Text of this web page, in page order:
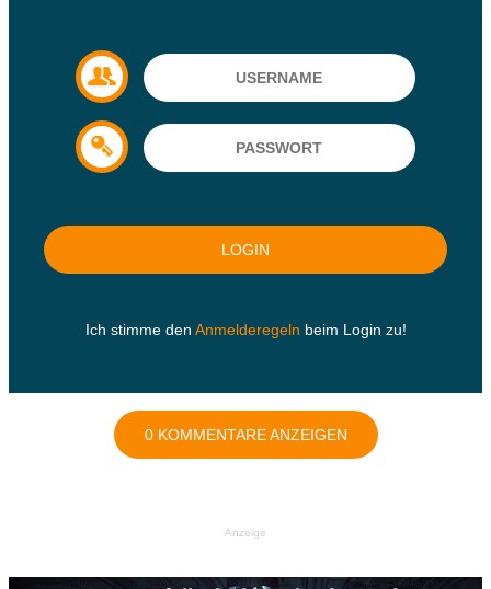
Ich stimme den Anmelderegeln beim Login zu!
0 KOMMENTARE ANZEIGEN
Anzeige